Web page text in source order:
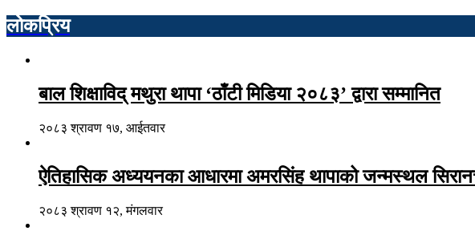
लोकप्रिय
बाल शिक्षाविद् मथुरा थापा ‘ठाँटी मिडिया २०८३’ द्वारा सम्मानित
२०८३ श्रावण १७, आईतवार
ऐतिहासिक अध्ययनका आधारमा अमरसिंह थापाको जन्मस्थल
२०८३ श्रावण १२, मंगलवार